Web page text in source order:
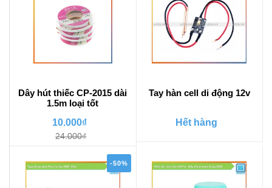
Dây hút thiếc CP-2015 dài
1.5m loại tốt
10.000₫
24.000₫
Tay hàn cell di động 12v
Hết hàng
-50%